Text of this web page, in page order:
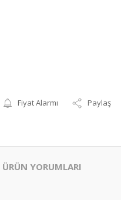
Fiyat Alarmı Paylaş
ÜRÜN YORUMLARI